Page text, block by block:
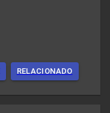
RELACIONADO